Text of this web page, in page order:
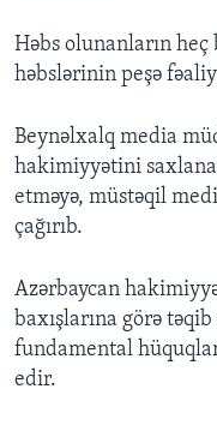
Həbs olunanların
həbslərinin peşə
Beynəlxalq media
hakimiyyətini
etməyə, müstəqil
çağırıb.
Azərbaycan
baxışlarına görə
fundamental
edir.